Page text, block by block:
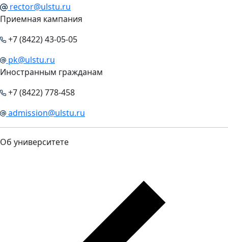
rector@ulstu.ru
Приемная кампания
+7 (8422) 43-05-05
pk@ulstu.ru
Иностранным гражданам
+7 (8422) 778-458
admission@ulstu.ru
Об университете